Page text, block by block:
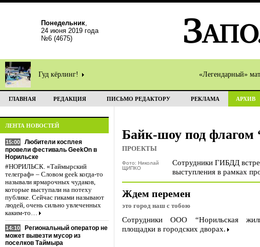
Понедельник,
24 июня 2019 года
№6 (4675)
Гуд кёрлинг! «Легендарный»
ГЛАВНАЯ РЕДАКЦИЯ ПИСЬМО РЕДАКТОРУ РЕКЛАМА АРХИВ
ЛЕНТА НОВОСТЕЙ
15:00
Любители косплея
провели фестиваль GeekOn в
Норильске
#НОРИЛЬСК. «Таймырский
телеграф» – Словом geek когда-то
называли ярмарочных чудаков,
которые выступали на потеху
публике. Сейчас гиками называют
людей, очень сильно увлеченных
каким-то…
14:10
Региональный оператор не
может вывезти мусор из
поселков Таймыра
Байк-шоу под флагом
ПРОЕКТЫ
Фото: Николай
ЩИПКО
Сотрудники ГИБДД
выступления в рамках
Ждем перемен
это город наш с тобою
Сотрудники ООО “Норильская
площадки в городских дворах.